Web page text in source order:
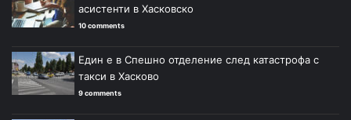
асистенти в Хасковско
10 comments
Един е в Спешно отделение след катастрофа с
такси в Хасково
9 comments